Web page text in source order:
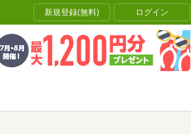
新規登録(無料) ログイン